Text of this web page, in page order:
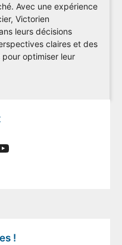
Avec une expérience
Victorien
leurs décisions
claires et des
optimiser leur
!